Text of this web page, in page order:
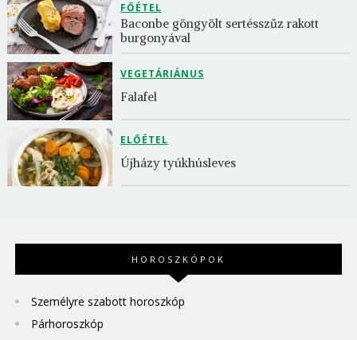
FŐÉTEL
Baconbe göngyölt sertésszűz rakott
burgonyával
VEGETÁRIÁNUS
Falafel
ELŐÉTEL
Újházy tyúkhúsleves
HOROSZKÓPOK
Személyre szabott horoszkóp
Párhoroszkóp